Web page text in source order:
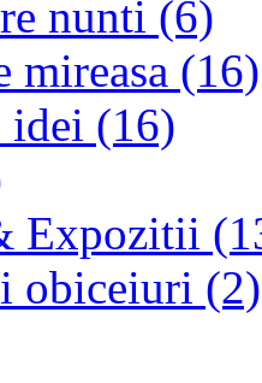
nunti (6)
mireasa (16)
idei (16)
Expozitii
obiceiuri (2)